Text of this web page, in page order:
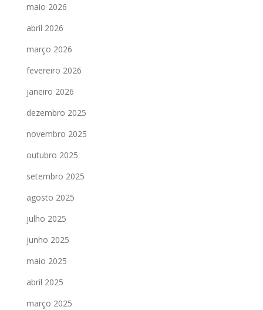
maio 2026
abril 2026
março 2026
fevereiro 2026
janeiro 2026
dezembro 2025
novembro 2025
outubro 2025
setembro 2025
agosto 2025
julho 2025
junho 2025
maio 2025
abril 2025
março 2025